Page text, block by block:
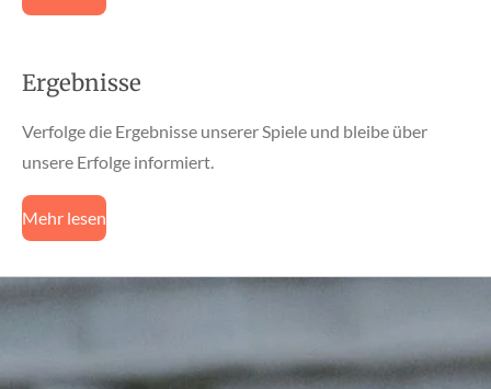
Ergebnisse
Verfolge die Ergebnisse unserer Spiele und bleibe über
unsere Erfolge informiert.
Mehr lesen